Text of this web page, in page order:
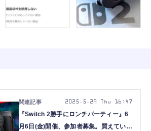
『Switch 2勝手にロンチパーティー』6
月6日(金)開催、参加者募集。買えていな
2025.5.29 Thu 16:47